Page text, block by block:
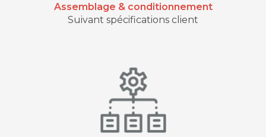
Assemblage & conditionnement
Suivant spécifications client